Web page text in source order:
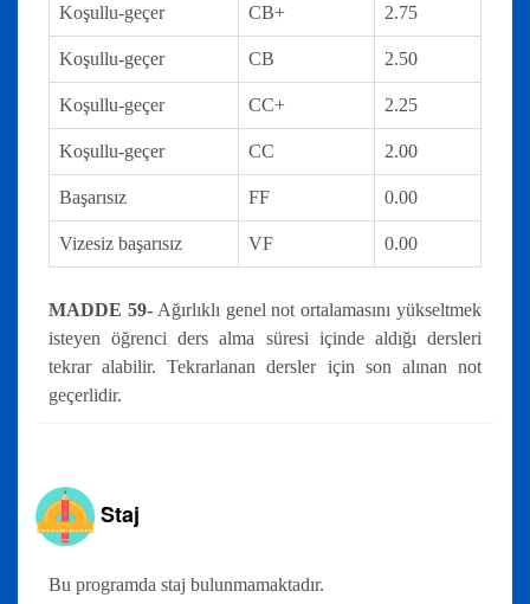
Koşullu-geçer CB+ 2.75
Koşullu-geçer CB 2.50
Koşullu-geçer CC+ 2.25
Koşullu-geçer CC 2.00
Başarısız FF 0.00
Vizesiz başarısız VF 0.00
MADDE 59-Ağırlıklı genel not ortalamasını yükseltmek
isteyen öğrenci ders alma süresi içinde aldığı dersleri
tekrar alabilir. Tekrarlanan dersler için son alınan not
geçerlidir.
Staj
Bu programda staj bulunmamaktadır.